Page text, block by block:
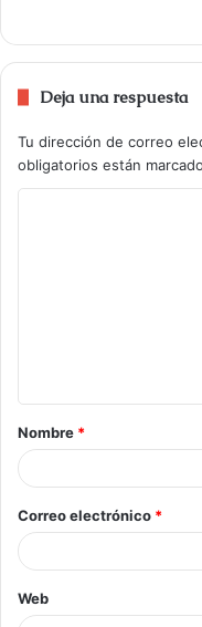
Deja una respuesta
Tu dirección de correo
obligatorios están
Nombre *
Correo electrónico *
Web